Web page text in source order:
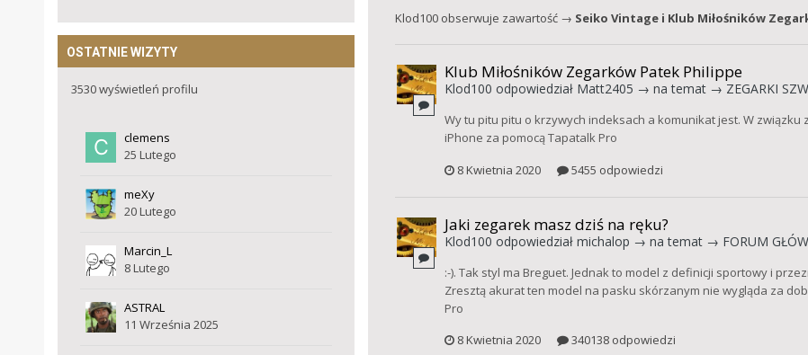
OSTATNIE WIZYTY
3530 wyświetleń profilu
clemens
25 Lutego
meXy
20 Lutego
Marcin_L
8 Lutego
ASTRAL
11 Września 2025
Klod100obserwuje zawartość → Seiko Vintagei Klub Miłośników
Klub Miłośników Zegarków Patek Philippe
Klod100 odpowiedział Matt2405 → na temat → ZEGARKI
Wy tu pitu pitu o krzywych indeksach a komunikat jest. W związku
iPhone za pomocą Tapatalk Pro
8 Kwietnia 2020
5455 odpowiedzi
Jaki zegarek masz dziś na ręku?
Klod100 odpowiedział michalop → na temat → FORUM
:-). Tak styl ma Breguet. Jednak to model z definicji sportowy i
Zresztą akurat ten model na pasku skórzanym nie wygląda za
Pro
8 Kwietnia 2020
340138 odpowiedzi